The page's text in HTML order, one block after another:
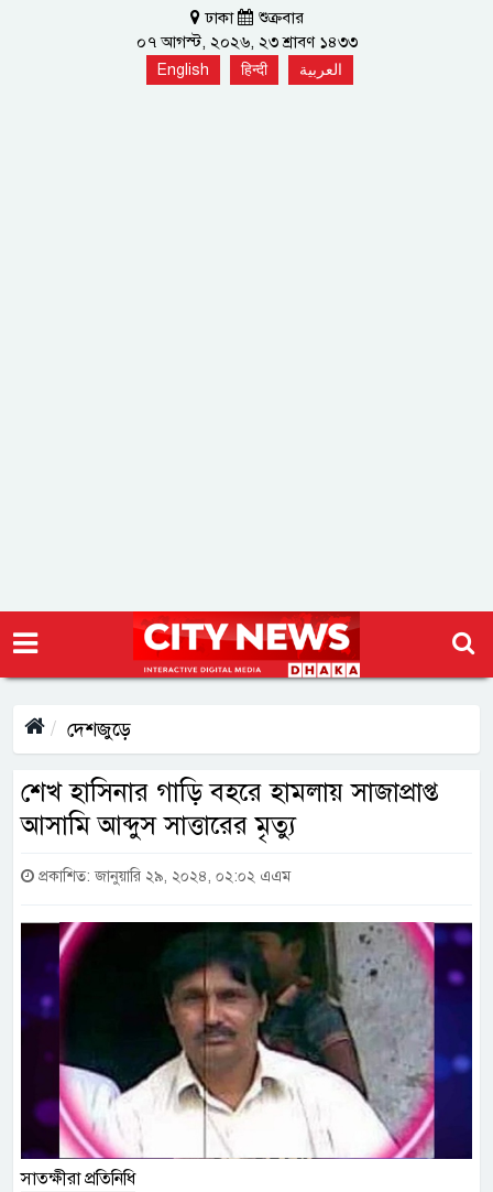
ঢাকা
শুক্রবার
০৭ আগস্ট, ২০২৬, ২৩ শ্রাবণ ১৪৩৩
English हिन्दी العربية
দেশজুড়ে
শেখ হাসিনার গাড়ি বহরে হামলায় সাজাপ্রাপ্ত
আসামি আব্দুস সাত্তারের মৃত্যু
প্রকাশিত: জানুয়ারি ২৯, ২০২৪, ০২:০২ এএম
সাতক্ষীরা প্রতিনিধি